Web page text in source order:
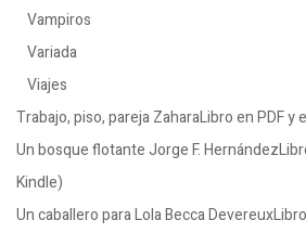
Vampiros
Variada
Viajes
Trabajo, piso, pareja ZaharaLibro en PDF y
Un bosque flotante Jorge F.
Kindle)
Un caballero para Lola Becca